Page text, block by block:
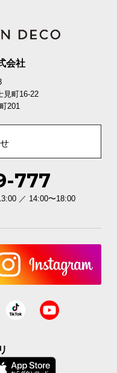
高さ
約55㎝
フターサービスま
に努めています。
会社
見町16-22
201
777
／ 14:00〜18:00